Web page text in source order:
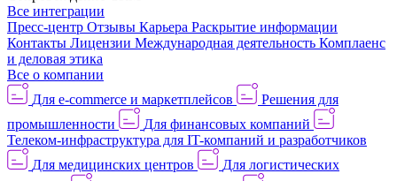
Все интеграции
Пресс-центр Отзывы Карьера Раскрытие информации
Контакты Лицензии Международная деятельность Комплаенс
и деловая этика
Все о компании
Для e-commerce и маркетплейсов
Решения для
промышленности
Для финансовых компаний
Телеком-инфраструктура для IT-компаний и разработчиков
Для медицинских центров
Для логистических